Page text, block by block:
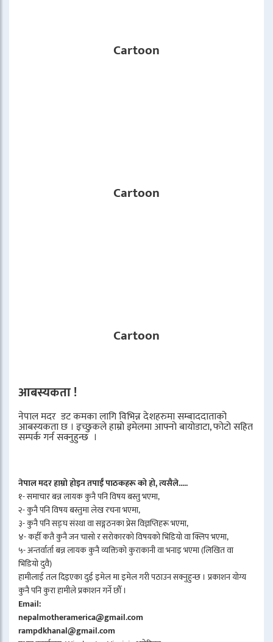
Cartoon
Cartoon
Cartoon
आबस्यकता !
नेपाल मदर डट कमका लागि विभिन्न देशहरुमा सम्बाददाताको
आबस्यकता छ । इच्छुकले हाम्रो इमेलमा आफ्नो बायोडाटा, फोटो सहित
सम्पर्क गर्न सक्नुहुन्छ ।
नेपाल मदर हाम्रो होइन तपाईँ पाठकहरू को हो, त्यसैले.....
१- समाचार बन्न लायक कुनै पनि विषय बस्तु भएमा,
२- कुनै पनि विषय बस्तुमा लेख रचना भएमा,
३- कुनै पनि सङ्घ संस्था वा सङ्गठनका प्रेस विज्ञप्तिहरू भएमा,
४- कहीँ कतै कुनै जन चासो र सरोकारको विषयको भिडियो वा क्लिप भएमा,
५- अन्तर्वार्ता बन्न लायक कुनै व्यक्तिको कुराकानी वा भनाइ भएमा (लिखित वा
भिडियो दुवै)
हामीलाई तल दिइएका दुई इमेल मा इमेल गरी पठाउन सक्नुहुन्छ । प्रकाशन योग्य
कुनै पनि कुरा हामीले प्रकाशन गर्ने छौँ ।
Email:
nepalmotheramerica@gmail.com
rampdkhanal@gmail.com